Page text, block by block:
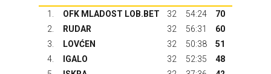
1. OFK MLADOST LOB.BET 32 54:24
70
2.
RUDAR 32 56:31
60
3.
LOVĆEN 32 50:38
51
4.
IGALO 32 52:35
48